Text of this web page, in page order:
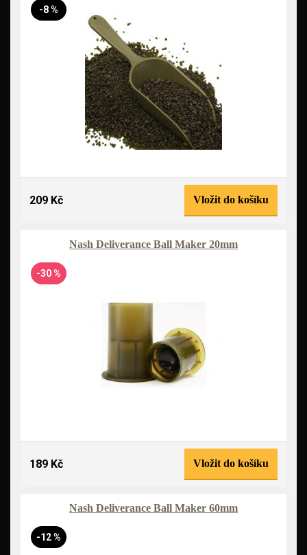
-8 %
209 Kč Vložit do košíku
Nash Deliverance Ball Maker 20mm
-30 %
189 Kč Vložit do košíku
Nash Deliverance Ball Maker 60mm
-12 %